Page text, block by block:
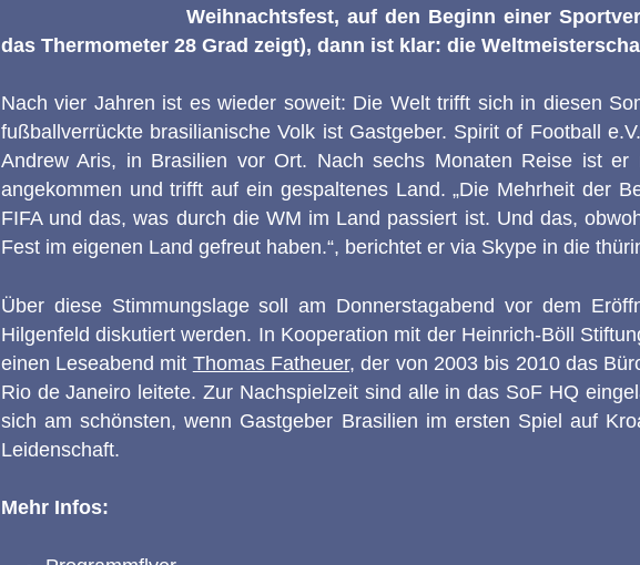
Weihnachtsfest, auf den Beginn einer
das Thermometer 28 Grad zeigt), dann ist klar: die
Nach vier Jahren ist es wieder soweit: Die Welt trifft sich in diesen
fußballverrückte brasilianische Volk ist Gastgeber. Spirit of Football
Andrew Aris, in Brasilien vor Ort. Nach sechs Monaten Reise ist er
angekommen und trifft auf ein gespaltenes Land. „Die Mehrheit der
FIFA und das, was durch die WM im Land passiert ist. Und das,
Fest im eigenen Land gefreut haben.“, berichtet er via Skype in die
Über diese Stimmungslage soll am Donnerstagabend vor dem
Hilgenfeld diskutiert werden. In Kooperation mit der Heinrich-Böll
einen Leseabend mit Thomas Fatheuer, der von 2003 bis 2010 das
Rio de Janeiro leitete. Zur Nachspielzeit sind alle in das SoF HQ
sich am schönsten, wenn Gastgeber Brasilien im ersten Spiel auf
Leidenschaft.
Mehr Infos: